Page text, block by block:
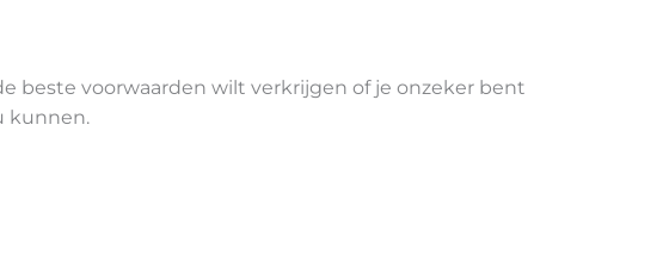
beste voorwaarden wilt verkrijgen of je onzeker bent
kunnen.